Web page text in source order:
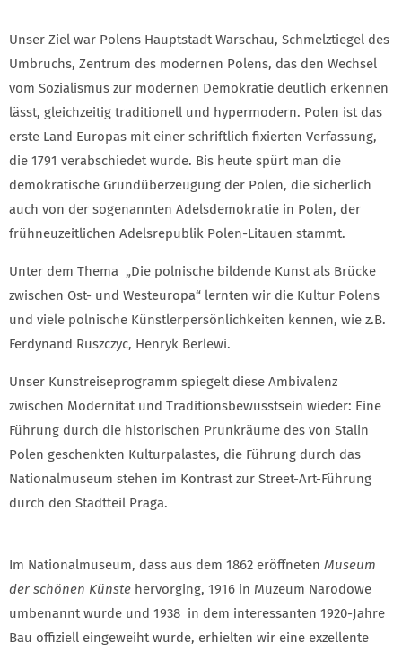
Unser Ziel war Polens Hauptstadt Warschau, Schmelztiegel des
Umbruchs, Zentrum des modernen Polens, das den Wechsel
vom Sozialismus zur modernen Demokratie deutlich erkennen
lässt, gleichzeitig traditionell und hypermodern. Polen ist das
erste Land Europas mit einer schriftlich fixierten Verfassung,
die 1791 verabschiedet wurde. Bis heute spürt man die
demokratische Grundüberzeugung der Polen, die sicherlich
auch von der sogenannten Adelsdemokratie in Polen, der
frühneuzeitlichen Adelsrepublik Polen-Litauen stammt.
Unter dem Thema „Die polnische bildende Kunst als Brücke
zwischen Ost- und Westeuropa“ lernten wir die Kultur Polens
und viele polnische Künstlerpersönlichkeiten kennen, wie z.B.
Ferdynand Ruszczyc, Henryk Berlewi.
Unser Kunstreiseprogramm spiegelt diese Ambivalenz
zwischen Modernität und Traditionsbewusstsein wieder: Eine
Führung durch die historischen Prunkräume des von Stalin
Polen geschenkten Kulturpalastes, die Führung durch das
Nationalmuseum stehen im Kontrast zur Street-Art-Führung
durch den Stadtteil Praga.
Im Nationalmuseum, dass aus dem 1862 eröffneten Museum
der schönen Künste hervorging, 1916 in Muzeum Narodowe
umbenannt wurde und 1938 in dem interessanten 1920-Jahre
Bau offiziell eingeweiht wurde, erhielten wir eine exzellente